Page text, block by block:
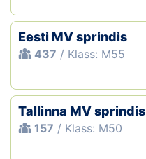
Eesti MV sprindis
437 / Klass: M55
Tallinna MV sprindis
157 / Klass: M50